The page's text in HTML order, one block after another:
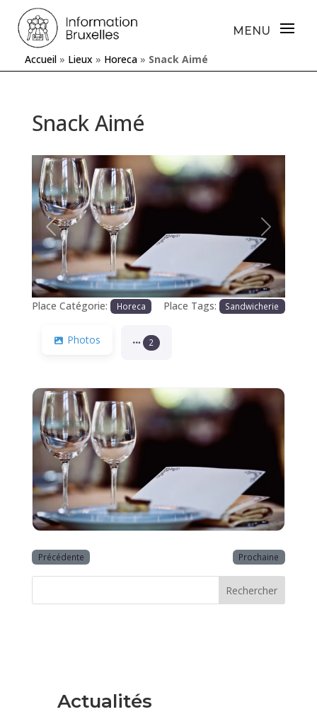
Accueil » Lieux » Horeca » Snack Aimé
Snack Aimé
Précédente Prochaine
Place Catégorie: Horeca Place Tags: Sandwicherie
Photos 2
Précédente Prochaine
Rechercher
Actualités